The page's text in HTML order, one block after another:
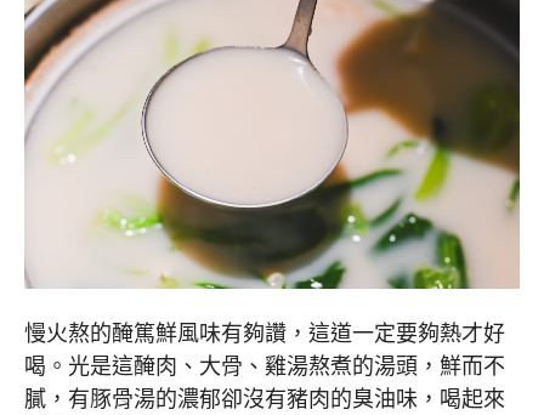
慢火熬的醃篤鮮風味有夠讚，這道一定要夠熱才好
喝。光是這醃肉、大骨、雞湯熬煮的湯頭，鮮而不
膩，有豚骨湯的濃郁卻沒有豬肉的臭油味，喝起來